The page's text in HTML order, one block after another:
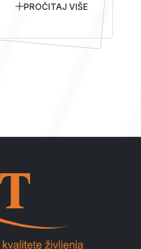
PROČITAJ VIŠE